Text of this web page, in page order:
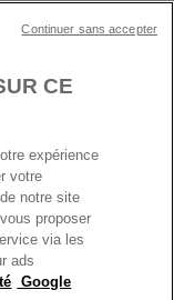
CE
expérience
votre
notre site
proposer
via les
ads
Google
Continuer sans accepter